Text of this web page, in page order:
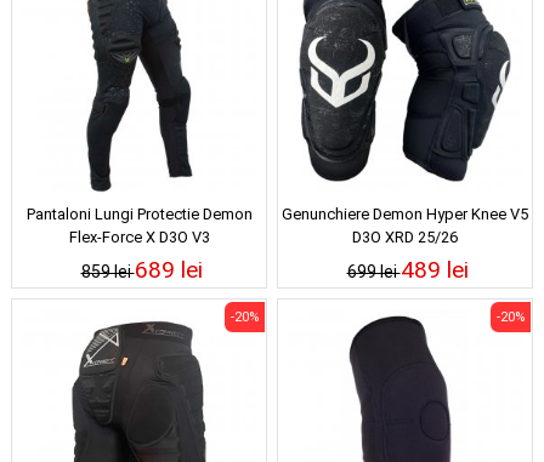
Pantaloni Lungi Protectie Demon
Flex-Force X D3O V3
859 lei689 lei
Genunchiere Demon Hyper Knee V5
D3O XRD 25/26
699 lei489 lei
-20% -20%